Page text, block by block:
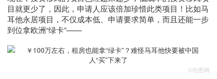
目就更少了，因此，申请人应该倍加珍惜此类项目！比如马
耳他永居项目，不仅成本低、申请要求简单，而且还能一步
到位拿欧洲“绿卡”——
©包图网